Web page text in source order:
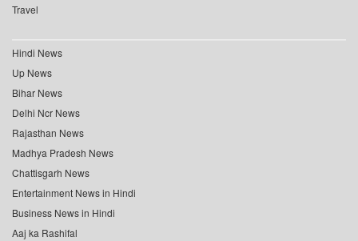
Travel
Hindi News
Up News
Bihar News
Delhi Ncr News
Rajasthan News
Madhya Pradesh News
Chattisgarh News
Entertainment News in Hindi
Business News in Hindi
Aaj ka Rashifal